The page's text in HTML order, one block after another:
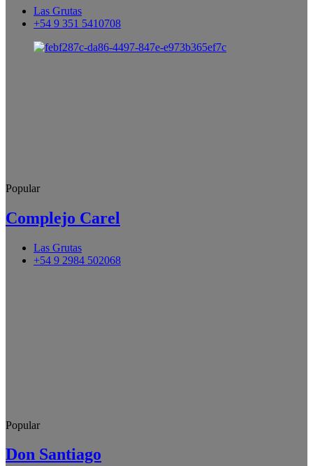
Las Grutas
+54 9 351 5410708
Popular
Complejo Carel
Las Grutas
+54 9 2984 502068
Popular
Don Santiago